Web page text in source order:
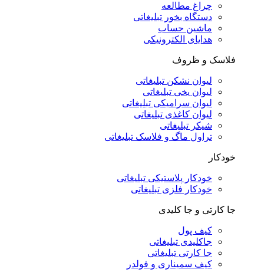
چراغ مطالعه
دستگاه بخور تبلیغاتی
ماشین حساب
هدایای الکترونیکی
فلاسک و ظروف
لیوان نشکن تبلیغاتی
لیوان یخی تبلیغاتی
لیوان سرامیکی تبلیغاتی
لیوان کاغذی تبلیغاتی
شیکر تبلیغاتی
تراول ماگ و فلاسک تبلیغاتی
خودکار
خودکار پلاستیکی تبلیغاتی
خودکار فلزی تبلیغاتی
جا کارتی و جا کلیدی
کیف پول
جاکلیدی تبلیغاتی
جا کارتی تبلیغاتی
کیف سمیناری و فولدر